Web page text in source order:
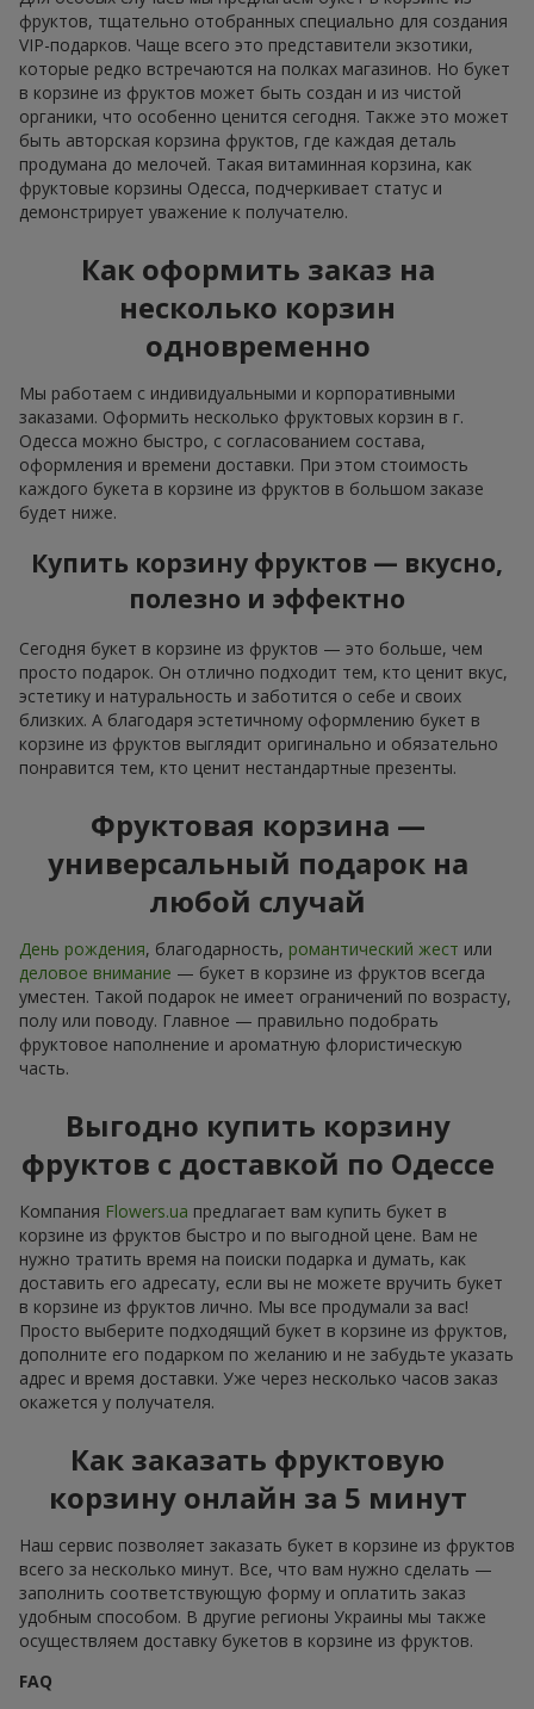
фруктов, тщательно отобранных специально для создания
VIP-подарков. Чаще всего это представители экзотики,
которые редко встречаются на полках магазинов. Но букет
в корзине из фруктов может быть создан и из чистой
органики, что особенно ценится сегодня. Также это может
быть авторская корзина фруктов, где каждая деталь
продумана до мелочей. Такая витаминная корзина, как
фруктовые корзины Одесса, подчеркивает статус и
демонстрирует уважение к получателю.
Как оформить заказ на
несколько корзин
одновременно
Мы работаем с индивидуальными и корпоративными
заказами. Оформить несколько фруктовых корзин в г.
Одесса можно быстро, с согласованием состава,
оформления и времени доставки. При этом стоимость
каждого букета в корзине из фруктов в большом заказе
будет ниже.
Купить корзину фруктов — вкусно,
полезно и эффектно
Сегодня букет в корзине из фруктов — это больше, чем
просто подарок. Он отлично подходит тем, кто ценит вкус,
эстетику и натуральность и заботится о себе и своих
близких. А благодаря эстетичному оформлению букет в
корзине из фруктов выглядит оригинально и обязательно
понравится тем, кто ценит нестандартные презенты.
Фруктовая корзина —
универсальный подарок на
любой случай
День рождения, благодарность, романтический жест или
деловое внимание — букет в корзине из фруктов всегда
уместен. Такой подарок не имеет ограничений по возрасту,
полу или поводу. Главное — правильно подобрать
фруктовое наполнение и ароматную флористическую
часть.
Выгодно купить корзину
фруктов с доставкой по Одессе
Компания Flowers.ua предлагает вам купить букет в
корзине из фруктов быстро и по выгодной цене. Вам не
нужно тратить время на поиски подарка и думать, как
доставить его адресату, если вы не можете вручить букет
в корзине из фруктов лично. Мы все продумали за вас!
Просто выберите подходящий букет в корзине из фруктов,
дополните его подарком по желанию и не забудьте указать
адрес и время доставки. Уже через несколько часов заказ
окажется у получателя.
Как заказать фруктовую
корзину онлайн за 5 минут
Наш сервис позволяет заказать букет в корзине из фруктов
всего за несколько минут. Все, что вам нужно сделать —
заполнить соответствующую форму и оплатить заказ
удобным способом. В другие регионы Украины мы также
осуществляем доставку букетов в корзине из фруктов.
FAQ